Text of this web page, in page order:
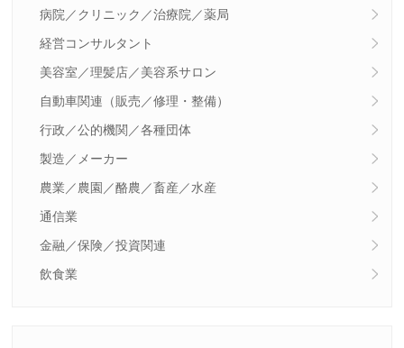
病院／クリニック／治療院／薬局
経営コンサルタント
美容室／理髪店／美容系サロン
自動車関連（販売／修理・整備）
行政／公的機関／各種団体
製造／メーカー
農業／農園／酪農／畜産／水産
通信業
金融／保険／投資関連
飲食業